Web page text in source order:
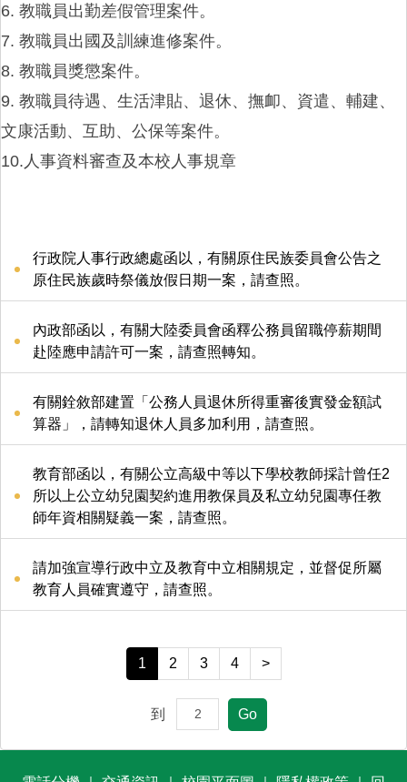
6. 教職員出勤差假管理案件。
7. 教職員出國及訓練進修案件。
8. 教職員獎懲案件。
9. 教職員待遇、生活津貼、退休、撫卹、資遣、輔建、
文康活動、互助、公保等案件。
10.人事資料審查及本校人事規章
行政院人事行政總處函以，有關原住民族委員會公告之
原住民族歲時祭儀放假日期一案，請查照。
內政部函以，有關大陸委員會函釋公務員留職停薪期間
赴陸應申請許可一案，請查照轉知。
有關銓敘部建置「公務人員退休所得重審後實發金額試
算器」，請轉知退休人員多加利用，請查照。
教育部函以，有關公立高級中等以下學校教師採計曾任2
所以上公立幼兒園契約進用教保員及私立幼兒園專任教
師年資相關疑義一案，請查照。
請加強宣導行政中立及教育中立相關規定，並督促所屬
教育人員確實遵守，請查照。
1 2 3 4 >
到 Go